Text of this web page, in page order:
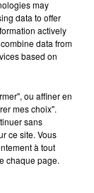
ont vu de
aux
pris...
may
data to offer
actively
data from
based on
ou affiner en
mes choix".
sans
ce site. Vous
à tout
chaque page.